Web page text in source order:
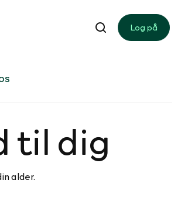
Log på
til dig
alder.